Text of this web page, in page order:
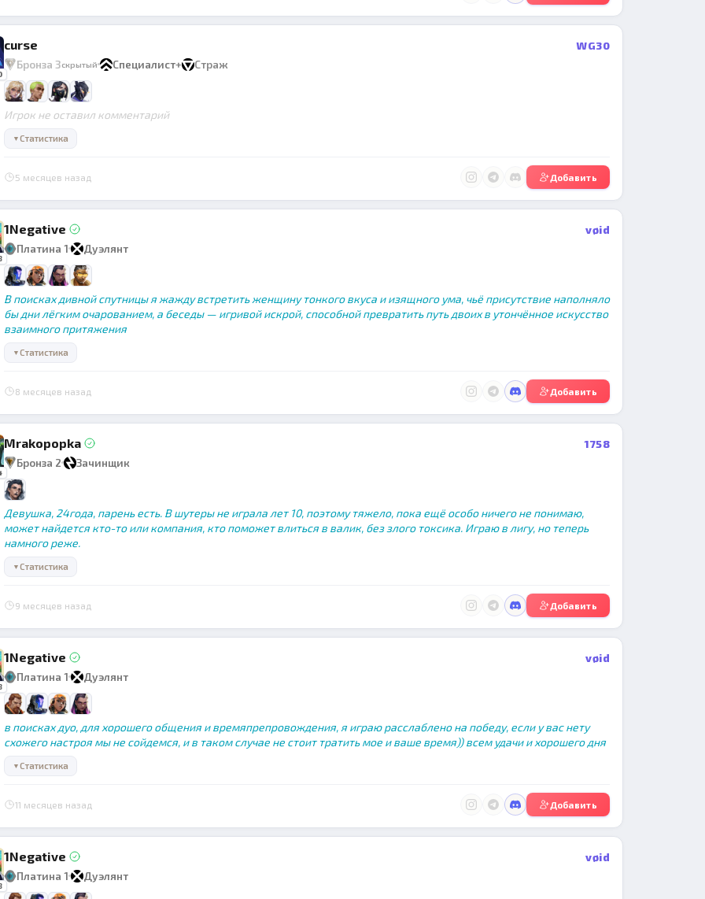
curse
WG30
Бронза 3скрытый Специалист+ Страж
Игрок не оставил комментарий
▼Статистика
5 месяцев назад Добавить
1Negative
vøid
Платина 1
Дуэлянт
В поисках дивной спутницы я жажду встретить женщину тонкого вкуса и изящного ума, чьё присутствие наполняло
бы дни лёгким очарованием, а беседы — игривой искрой, способной превратить путь двоих в утончённое искусство
взаимного притяжения
▼Статистика
8 месяцев назад Добавить
Mrakopopka
1758
Бронза 2
Зачинщик
Девушка, 24года, парень есть. В шутеры не играла лет 10, поэтому тяжело, пока ещё особо ничего не понимаю,
может найдется кто-то или компания, кто поможет влиться в валик, без злого токсика. Играю в лигу, но теперь
намного реже.
▼Статистика
9 месяцев назад Добавить
1Negative
vøid
Платина 1
Дуэлянт
в поисках дуо, для хорошего общения и времяпрепровождения, я играю расслаблено на победу, если у вас нету
схожего настроя мы не сойдемся, и в таком случае не стоит тратить мое и ваше время)) всем удачи и хорошего дня
▼Статистика
11 месяцев назад Добавить
1Negative
vøid
Платина 1
Дуэлянт